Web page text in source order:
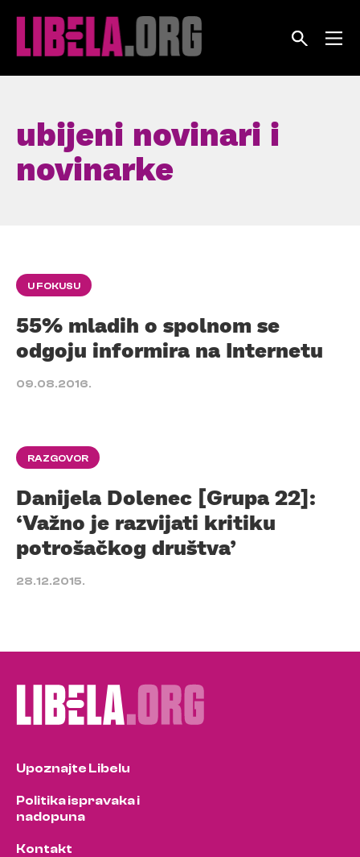
ubijeni novinari i
novinarke
U FOKUSU
55% mladih o spolnom se
odgoju informira na Internetu
09.08.2016.
RAZGOVOR
Danijela Dolenec [Grupa 22]:
‘Važno je razvijati kritiku
potrošačkog društva’
28.12.2015.
Upoznajte Libelu
Politika ispravaka i
nadopuna
Kontakt